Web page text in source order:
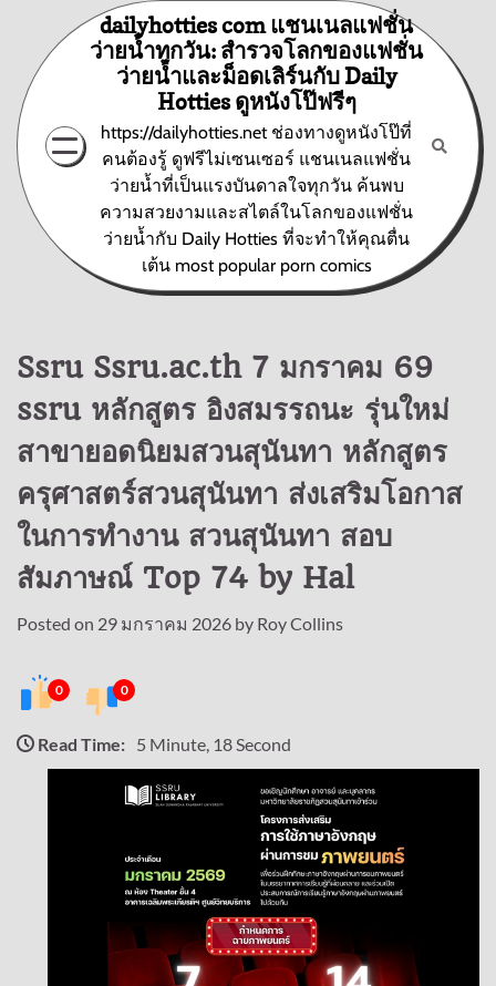
content
dailyhotties com แชนเนลแฟชั่น
ว่ายน้ำทุกวัน: สำรวจโลกของแฟชั่น
ว่ายน้ำและม็อดเลิร์นกับ Daily
Hotties ดูหนังโป๊ฟรีๆ
https://dailyhotties.net ช่องทางดูหนังโป๊ที่
คนต้องรู้ ดูฟรีไม่เซนเซอร์ แชนเนลแฟชั่น
ว่ายน้ำที่เป็นแรงบันดาลใจทุกวัน ค้นพบ
ความสวยงามและสไตล์ในโลกของแฟชั่น
ว่ายน้ำกับ Daily Hotties ที่จะทำให้คุณตื่น
เต้น most popular porn comics
Ssru Ssru.ac.th 7 มกราคม 69
ssru หลักสูตร อิงสมรรถนะ รุ่นใหม่
สาขายอดนิยมสวนสุนันทา หลักสูตร
ครุศาสตร์สวนสุนันทา ส่งเสริมโอกาส
ในการทำงาน สวนสุนันทา สอบ
สัมภาษณ์ Top 74 by Hal
Posted on 29 มกราคม 2026 by Roy Collins
0 0
Read Time: 5 Minute, 18 Second